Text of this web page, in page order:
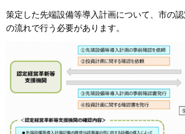
策定した先端設備等導入計画について、市の
の流れで行う必要があります。